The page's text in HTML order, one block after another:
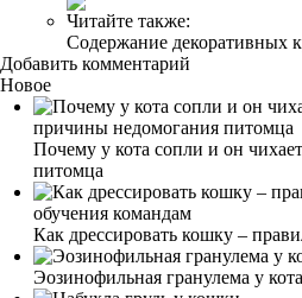
Читайте также:
Содержание декоративных
Добавить комментарий
Новое
Почему у кота сопли и он
питомца
Как дрессировать кошку –
Эозинофильная гранулема у кота